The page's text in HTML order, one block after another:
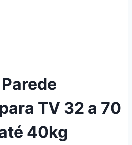
TV 32 a 70
40kg